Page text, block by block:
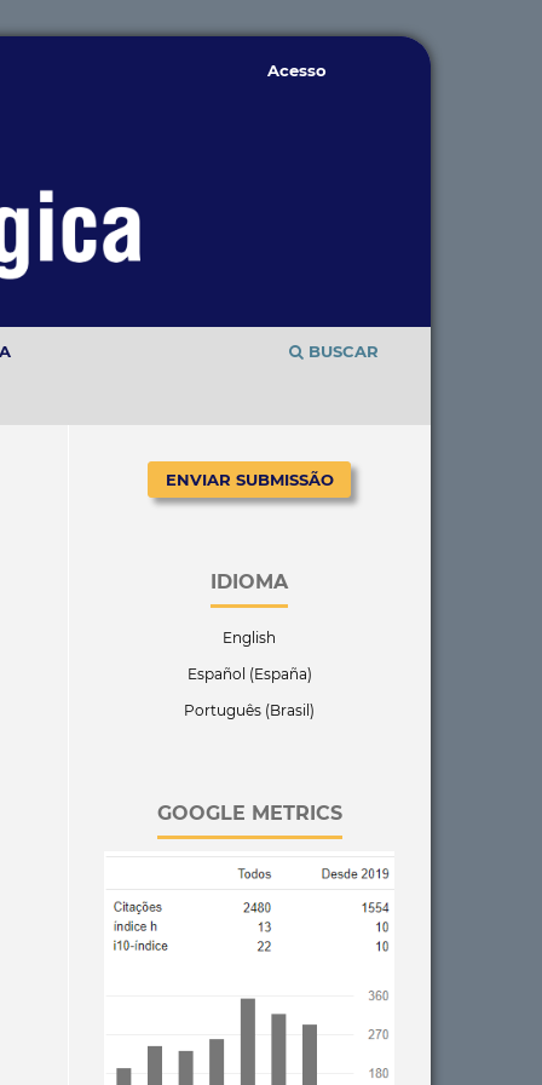
BUSCAR
Acesso
ENVIAR SUBMISSÃO
IDIOMA
English
Español (España)
Português (Brasil)
GOOGLE METRICS